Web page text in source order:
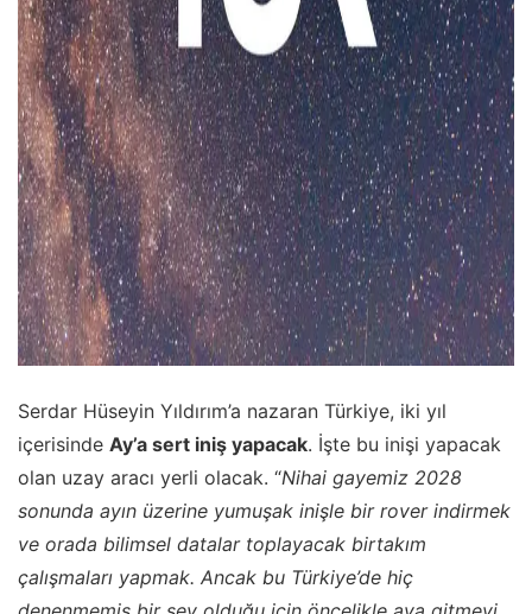
Serdar Hüseyin Yıldırım’a nazaran Türkiye, iki yıl
içerisinde Ay’a sert iniş yapacak. İşte bu inişi yapacak
olan uzay aracı yerli olacak. “Nihai gayemiz 2028
sonunda ayın üzerine yumuşak inişle bir rover indirmek
ve orada bilimsel datalar toplayacak birtakım
çalışmaları yapmak. Ancak bu Türkiye’de hiç